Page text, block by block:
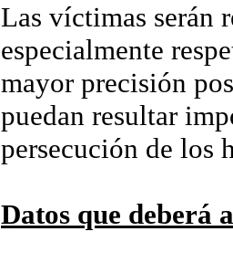
Las víctimas serán
especialmente
mayor precisión
puedan resultar
persecución de los
Datos que deberá